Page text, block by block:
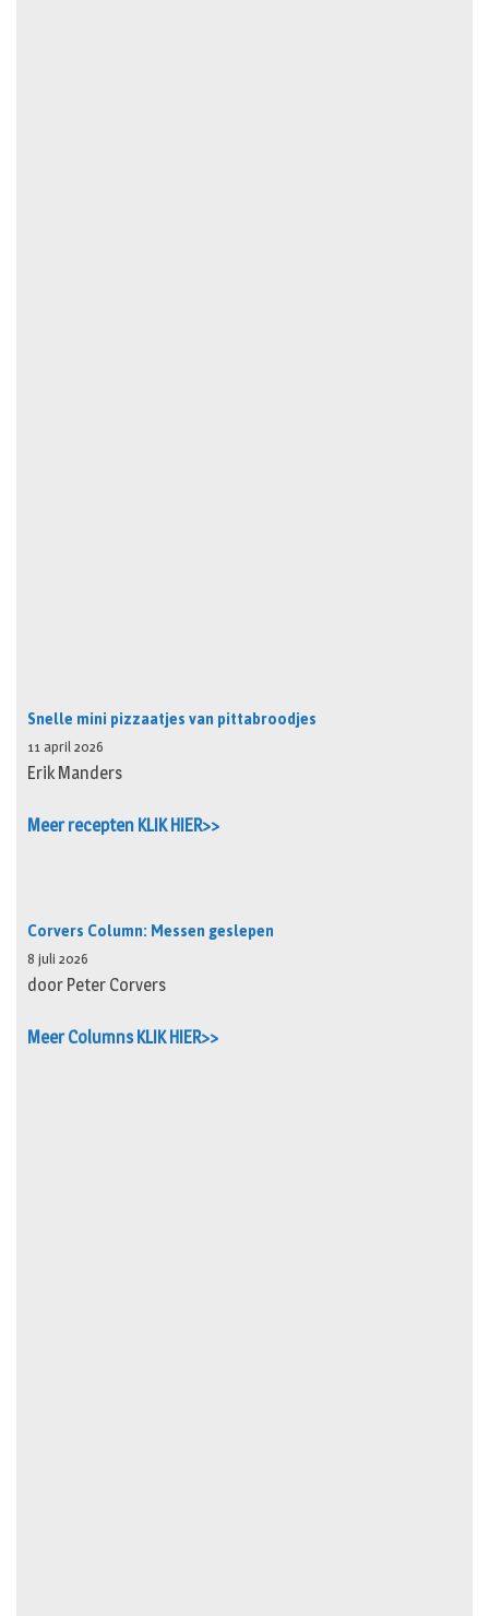
Snelle mini pizzaatjes van pittabroodjes
11 april 2026
Erik Manders
Meer recepten KLIK HIER>>
Corvers Column: Messen geslepen
8 juli 2026
door Peter Corvers
Meer Columns KLIK HIER>>